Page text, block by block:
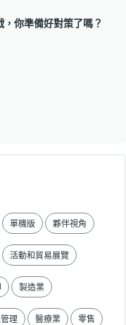
，你準備好對策了嗎？
單機版 夥伴視角
活動和貿易展覽
製造業
理 醫療業 零售